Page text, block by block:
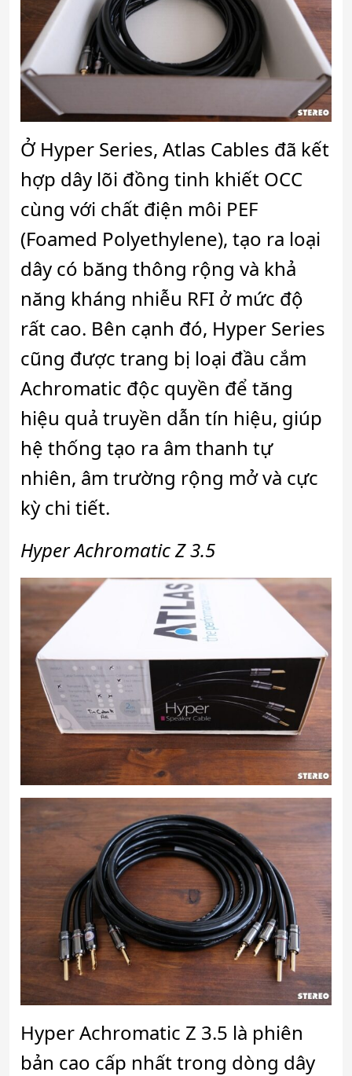
Ở Hyper Series, Atlas Cables đã kết
hợp dây lõi đồng tinh khiết OCC
cùng với chất điện môi PEF
(Foamed Polyethylene), tạo ra loại
dây có băng thông rộng và khả
năng kháng nhiễu RFI ở mức độ
rất cao. Bên cạnh đó, Hyper Series
cũng được trang bị loại đầu cắm
Achromatic độc quyền để tăng
hiệu quả truyền dẫn tín hiệu, giúp
hệ thống tạo ra âm thanh tự
nhiên, âm trường rộng mở và cực
kỳ chi tiết.
Hyper Achromatic Z 3.5
Hyper Achromatic Z 3.5 là phiên
bản cao cấp nhất trong dòng dây